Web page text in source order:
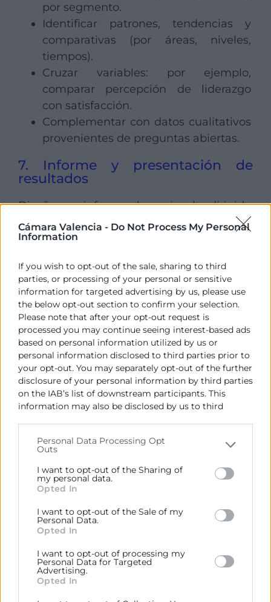
Cámara Valencia - Do Not Process My Personal
Information
If you wish to opt-out of the sale, sharing to third
parties, or processing of your personal or sensitive
information for targeted advertising by us, please use
the below opt-out section to confirm your selection.
Please note that after your opt-out request is
processed you may continue seeing interest-based ads
based on personal information utilized by us or
personal information disclosed to third parties prior to
your opt-out. You may separately opt-out of the further
disclosure of your personal information by third parties
on the IAB’s list of downstream participants. This
information may also be disclosed by us to third
Please note that this website/app uses one or more
Google services and may gather and store information
including but not limited to your visit or usage
behaviour. You may click to grant or deny consent to
below specified purposes in below Google consent
section.
Personal Data Processing Opt
Outs
I want to opt-out of the Sharing of
my personal data.
Opted In
I want to opt-out of the Sale of my
Personal Data.
Opted In
I want to opt-out of processing my
Personal Data for Targeted
Advertising.
Opted In
por segmento.
Identificar patrones, tendencias y
comparativas (por áreas, niveles,
tiempos).
Cruzar variables: por ejemplo,
comparar percepción de liderazgo
con satisfacción.
Complementar con datos cualitativos
provenientes de preguntas abiertas.
7. Informe y presentación de
resultados
Diseñar un informe claro, visual y dirigido
tanto a dirección como a líderes
intermedios.
8. Diseño de plan de acción
Priorizar intervenciones, asignar
responsables, recursos y plazos.
9. Seguimiento y ciclo de
retroalimentación
Realizar encuestas de seguimiento para
monitorear avances.
El análisis de una
encuesta de clima
laboral
El análisis de una encuesta de clima
laboral es el paso que
en aprendizaje. Más allá de los números,
se trata de entender qué siente y necesita
tu equipo.